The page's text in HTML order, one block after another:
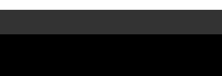
多種類のレッスンでそれぞれに合ったレッス